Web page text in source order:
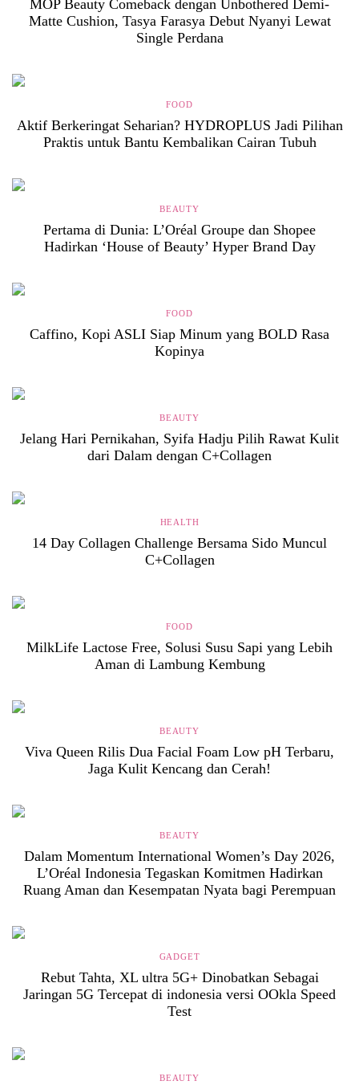
MOP Beauty Comeback dengan Unbothered Demi-
Matte Cushion, Tasya Farasya Debut Nyanyi Lewat
Single Perdana
FOOD
Aktif Berkeringat Seharian? HYDROPLUS Jadi Pilihan
Praktis untuk Bantu Kembalikan Cairan Tubuh
BEAUTY
Pertama di Dunia: L’Oréal Groupe dan Shopee
Hadirkan ‘House of Beauty’ Hyper Brand Day
FOOD
Caffino, Kopi ASLI Siap Minum yang BOLD Rasa
Kopinya
BEAUTY
Jelang Hari Pernikahan, Syifa Hadju Pilih Rawat Kulit
dari Dalam dengan C+Collagen
HEALTH
14 Day Collagen Challenge Bersama Sido Muncul
C+Collagen
FOOD
MilkLife Lactose Free, Solusi Susu Sapi yang Lebih
Aman di Lambung Kembung
BEAUTY
Viva Queen Rilis Dua Facial Foam Low pH Terbaru,
Jaga Kulit Kencang dan Cerah!
BEAUTY
Dalam Momentum International Women’s Day 2026,
L’Oréal Indonesia Tegaskan Komitmen Hadirkan
Ruang Aman dan Kesempatan Nyata bagi Perempuan
GADGET
Rebut Tahta, XL ultra 5G+ Dinobatkan Sebagai
Jaringan 5G Tercepat di indonesia versi OOkla Speed
Test
BEAUTY